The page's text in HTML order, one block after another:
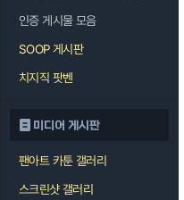
인증 게시물 모음
SOOP 게시판
치지직 팟벤
미디어 게시판
팬아트 카툰 갤러리
스크린샷 갤러리